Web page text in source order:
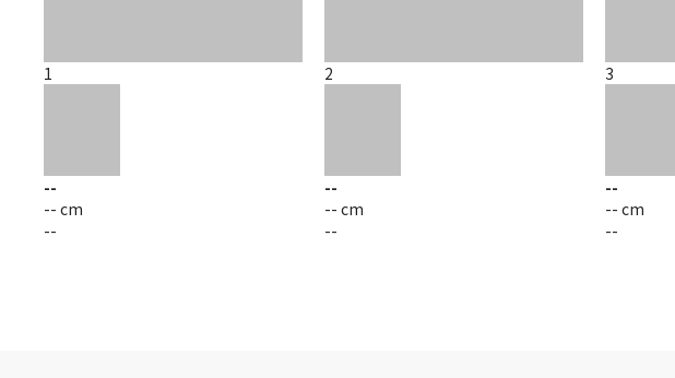
1
--
-- cm
--
2
--
-- cm
--
3
--
-- cm
--